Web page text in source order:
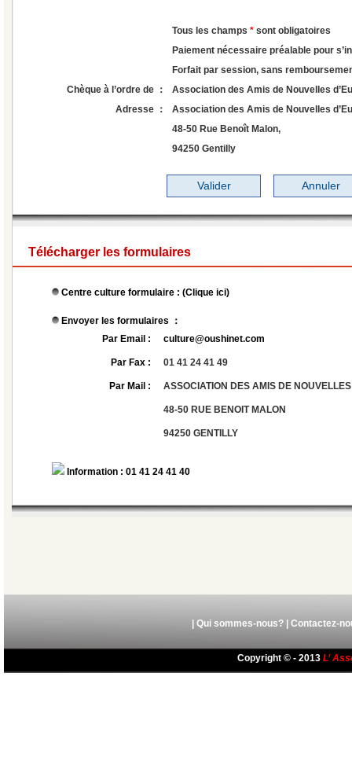
Tous les champs * sont obligatoires
Paiement nécessaire préalable pour
Forfait par session, sans
Chèque à l’ordre de ：
Association des Amis de Nouvelles
Adresse ：
Association des Amis de Nouvelles
48-50 Rue Benoît Malon,
94250 Gentilly
Télécharger les formulaires
Centre culture formulaire : (Clique ici)
Envoyer les formulaires ：
Par Email :
culture@oushinet.com
Par Fax : 01 41 24 41 49
Par Mail : ASSOCIATION DES AMIS DE NOUVELLES
48-50 RUE BENOIT MALON
94250 GENTILLY
Information : 01 41 24 41 40
Qui sommes-nous?| Contactez-
Copyright © - 2013 L’